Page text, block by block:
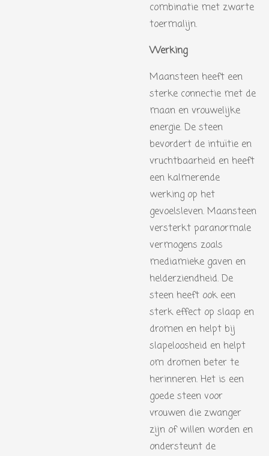
combinatie met zwarte
toermalijn.
Werking
Maansteen heeft een
sterke connectie met de
maan en vrouwelijke
energie. De steen
bevordert de intuïtie en
vruchtbaarheid en heeft
een kalmerende
werking op het
gevoelsleven. Maansteen
versterkt paranormale
vermogens zoals
mediamieke gaven en
helderziendheid. De
steen heeft ook een
sterk effect op slaap en
dromen en helpt bij
slapeloosheid en helpt
om dromen beter te
herinneren. Het is een
goede steen voor
vrouwen die zwanger
zijn of willen worden en
ondersteunt de